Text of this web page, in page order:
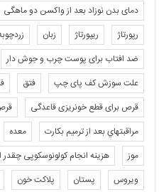
دمای بدن نوزاد بعد از واکسن دو ماهگی
رپورتاژ
ریپورتاژ زبان
ضد افتاب برای پوست چرب و جوش دار
علت سوزش کف پای چپ
فتق
قرص برای قطع خونریزی قاعدگی
مراقبتهاي بعد از ترميم بكارت
معده
موز
هزینه انجام کولونوسکوپی
ویروس
پستان پلاکت خون